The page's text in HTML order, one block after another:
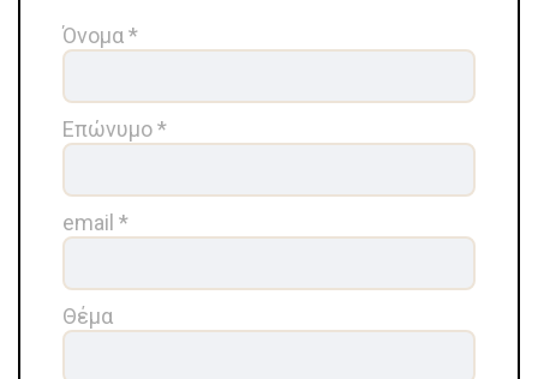
Όνομα *
Επώνυμο *
email *
Θέμα